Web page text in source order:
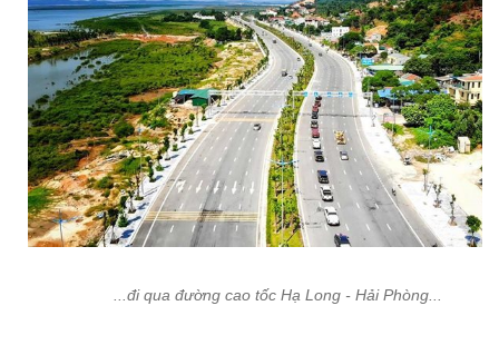
...đi qua đường cao tốc Hạ Long - Hải Phòng...